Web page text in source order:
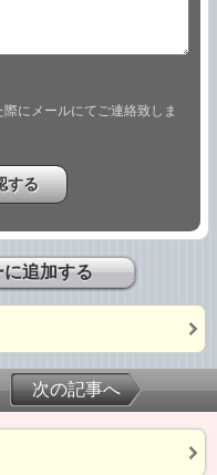
にメールにてご連絡致しま
追加する
次の記事へ